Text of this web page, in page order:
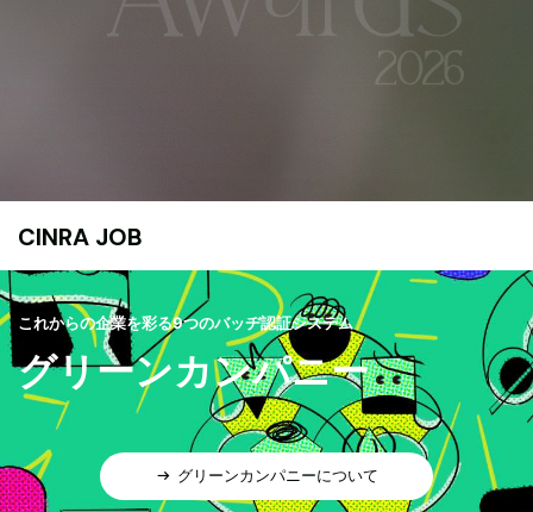
CINRA JOB
これからの企業を彩る9つのバッヂ認証システム
グリーンカンパニー
グリーンカンパニーについて